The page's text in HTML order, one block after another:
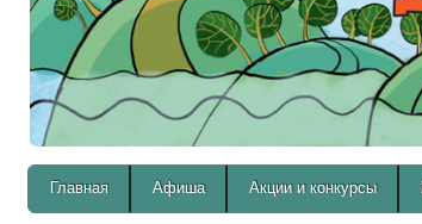
Главная Афиша Акции и конкурсы